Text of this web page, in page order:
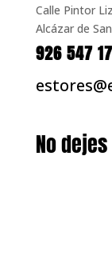
Calle Pintor
Alcázar de
926 547
No